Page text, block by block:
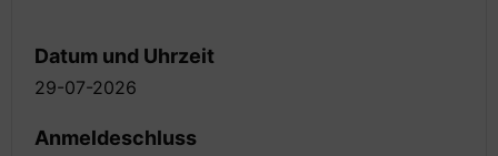
Datum und Uhrzeit
29-07-2026
Anmeldeschluss